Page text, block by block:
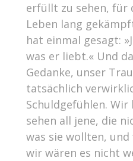
erfüllt zu sehen, für
Leben lang
hat einmal gesagt:
was er liebt.« Und
Gedanke, unser
tatsächlich
Schuldgefühlen.
sehen all jene, die
was sie wollten,
wir wären es nicht